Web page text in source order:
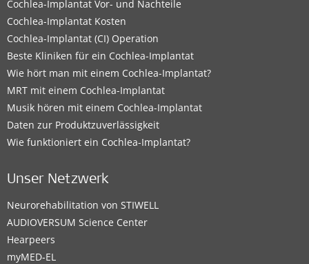
Cochlea-Implantat Vor- und Nachteile
Cochlea-Implantat Kosten
Cochlea-Implantat (CI) Operation
Beste Kliniken für ein Cochlea-Implantat
Wie hört man mit einem Cochlea-Implantat?
MRT mit einem Cochlea-Implantat
Musik hören mit einem Cochlea-Implantat
Daten zur Produktzuverlässigkeit
Wie funktioniert ein Cochlea-Implantat?
Unser Netzwerk
Neurorehabilitation von STIWELL
AUDIOVERSUM Science Center
Hearpeers
myMED‑EL